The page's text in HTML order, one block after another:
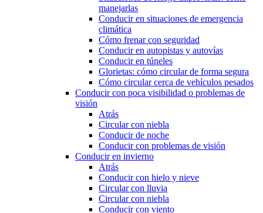
manejarlas
Conducir en situaciones de emergencia
climática
Cómo frenar con seguridad
Conducir en autopistas y autovías
Conducir en túneles
Glorietas: cómo circular de forma segura
Cómo circular cerca de vehículos pesados
Conducir con poca visibilidad o problemas de
visión
Atrás
Circular con niebla
Conducir de noche
Conducir con problemas de visión
Conducir en invierno
Atrás
Conducir con hielo y nieve
Circular con lluvia
Circular con niebla
Conducir con viento